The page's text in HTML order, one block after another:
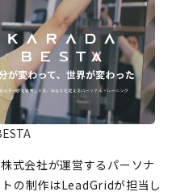
株式会社が運営するパーソナ
の制作はLeadGridが担当し